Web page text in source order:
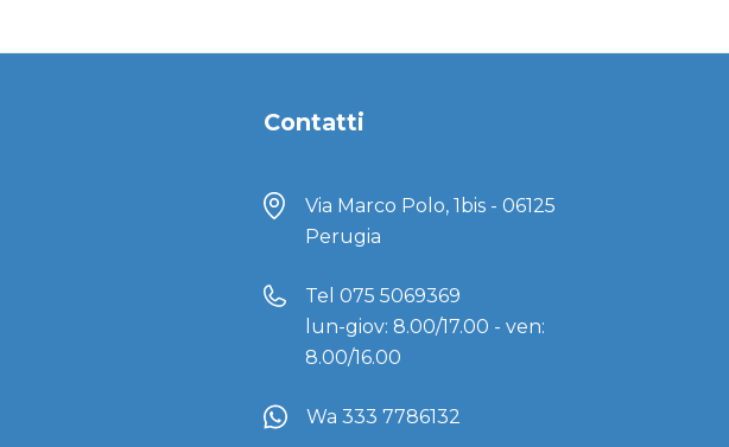
Contatti
Via Marco Polo, 1bis - 06125
Perugia
Tel 075 5069369
lun-giov: 8.00/17.00 - ven:
8.00/16.00
Wa 333 7786132